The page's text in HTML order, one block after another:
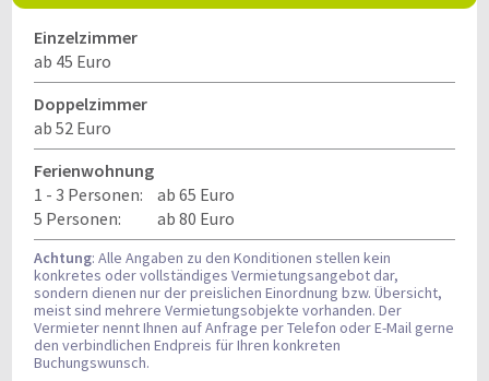
Einzelzimmer
ab 45 Euro
Doppelzimmer
ab 52 Euro
Ferienwohnung
1 - 3 Personen:
ab 65 Euro
5 Personen:
ab 80 Euro
Achtung: Alle Angaben zu den Konditionen stellen kein
konkretes oder vollständiges Vermietungsangebot dar,
sondern dienen nur der preislichen Einordnung bzw. Übersicht,
meist sind mehrere Vermietungsobjekte vorhanden. Der
Vermieter nennt Ihnen auf Anfrage per Telefon oder E-Mail gerne
den verbindlichen Endpreis für Ihren konkreten
Buchungswunsch.